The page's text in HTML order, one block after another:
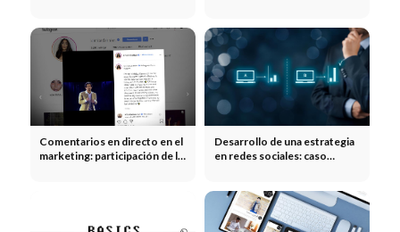
Comentarios en directo en el
marketing: participación de la
Desarrollo de una estrategia
en redes sociales: caso
ABC